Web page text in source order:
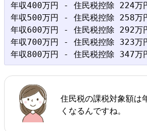
年収400万円 - 住民税控除 224万
年収500万円 - 住民税控除 258万
年収600万円 - 住民税控除 292万
年収700万円 - 住民税控除 323万
住民税の課税対象額は
くなるんですね。